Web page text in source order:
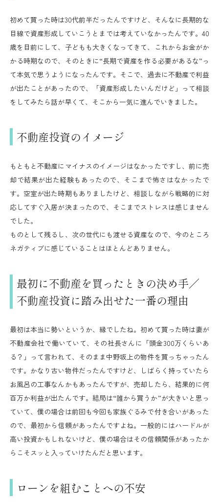
初めて買った時は30代前半だったんですけど、そんなに長期的な
目線で資産形成していこうとまでは考えていなかったんです。40
歳を目前にして、子どもも大きくなってきて、これからお金がか
かる時期なので、そのときに“長期で資産を作る必要があるな”っ
て本気で思うようになったんです。そこで、過去に不動産で利益
が出たことがあったので、「資産形成したいんだけど」って相談
をしてみたら話が早くて、そこから一気に進んでいきました。
不動産投資のイメージ
もともと不動産にマイナスのイメージはなかったですし、前に売
却で結果が出た経験もあったので、そこまで怖さはなかったで
す。空室が出た時期もありましたけど、相談しながら戦略的に対
応してすぐ入居が決まったので、そこまでストレスは感じません
でした。
ものとして残るし、次の世代にも渡せる資産なので、今のところ
ネガティブに感じていることはほとんどありません。
最初に不動産を買ったときの決め手／
不動産投資に踏み出せた一番の理由
最初は本当に勢いというか、縁でしたね。初めて買った時は妻が
不動産会社で働いていて、その社長さんに「頭金300万くらいあ
る？」って言われて、そのまま中野坂上の物件を買っちゃったん
です。かなり古い物件だったんですけど、しばらく持っていたら
お風呂の工事なんかもあったんですが、売却したら、結果的に何
百万か利益が出たんです。結局は“誰から買うか”が大きいと思っ
ていて、僕の場合は前回も今回も家族ぐるみで付き合いがあった
ので、最初から信頼があったんですよね。一般的にはハードルが
高い投資かもしれないけど、僕の場合はその信頼関係があったか
らこそスッと入っていけたんだと思います。
ローンを組むことへの不安